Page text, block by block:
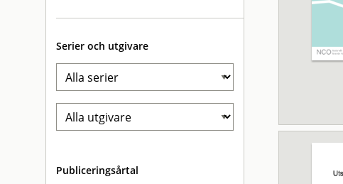
Serier och utgivare
Publiceringsårtal